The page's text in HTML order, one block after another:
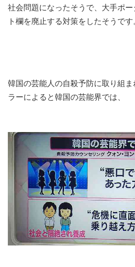
社会問題になったそうで、大手ポ
ト欄を廃止する対策をしたそうです
韓国の芸能人の自殺予防に取り組
ラーによると韓国の芸能界では、